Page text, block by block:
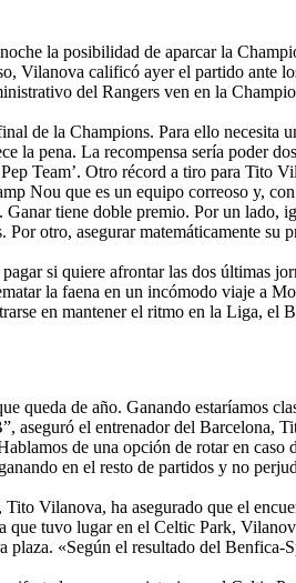
la posibilidad de aparcar la
Vilanova calificó ayer el partido ante
del Rangers ven en la
de la Champions. Para ello necesita
la pena. La recompensa sería poder
Team’. Otro récord a tiro para Tito
Nou que es un equipo correoso y,
tiene doble premio. Por un lado,
otro, asegurar matemáticamente su
si quiere afrontar las dos últimas
la faena en un incómodo viaje a
en mantener el ritmo en la Liga, el
queda de año. Ganando estaríamos
aseguró el entrenador del Barcelona,
de una opción de rotar en caso
en el resto de partidos y no
Vilanova, ha asegurado que el
que tuvo lugar en el Celtic Park,
«Según el resultado del Benfica-